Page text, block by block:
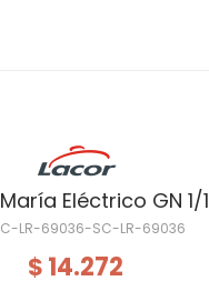
Eléctrico GN 1/1
LR-69036-SC-LR-69036
$ 14.272